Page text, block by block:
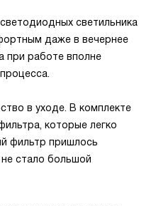
светильника
даже в вечернее
при работе вполне
в уходе. В комплекте
которые легко
фильтр пришлось
стало большой